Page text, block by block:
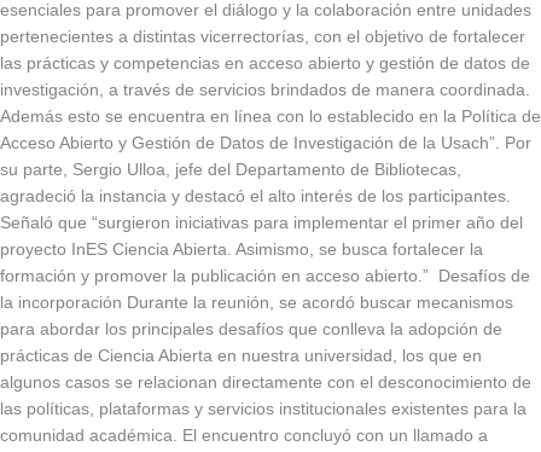
esenciales para promover el diálogo y la colaboración entre unidades
pertenecientes a distintas vicerrectorías, con el objetivo de fortalecer
las prácticas y competencias en acceso abierto y gestión de datos de
investigación, a través de servicios brindados de manera coordinada.
Además esto se encuentra en línea con lo establecido en la Política de
Acceso Abierto y Gestión de Datos de Investigación de la Usach”. Por
su parte, Sergio Ulloa, jefe del Departamento de Bibliotecas,
agradeció la instancia y destacó el alto interés de los participantes.
Señaló que “surgieron iniciativas para implementar el primer año del
proyecto InES Ciencia Abierta. Asimismo, se busca fortalecer la
formación y promover la publicación en acceso abierto.” Desafíos de
la incorporación Durante la reunión, se acordó buscar mecanismos
para abordar los principales desafíos que conlleva la adopción de
prácticas de Ciencia Abierta en nuestra universidad, los que en
algunos casos se relacionan directamente con el desconocimiento de
las políticas, plataformas y servicios institucionales existentes para la
comunidad académica. El encuentro concluyó con un llamado a